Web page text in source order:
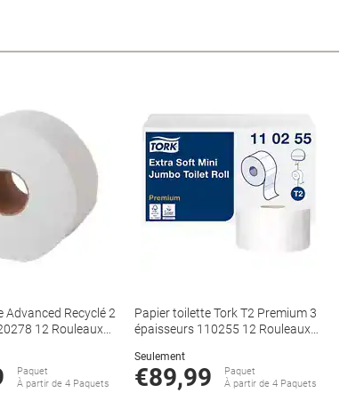
Advanced Recyclé 2
12 Rouleaux
Paquet
À partir de 4 Paquets
Papier toilette Tork T2 Premium 3
épaisseurs 110255 12 Rouleaux
Seulement
€89,99
Paquet
À partir de 4 Paquets